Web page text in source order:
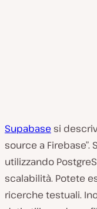
Supabase si
source a Firebase”.
utilizzando
scalabilità. Potete
ricerche testuali.